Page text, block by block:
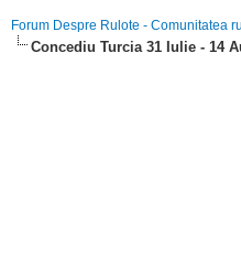
Forum Despre Rulote - Comunitatea
Concediu Turcia 31 Iulie - 14